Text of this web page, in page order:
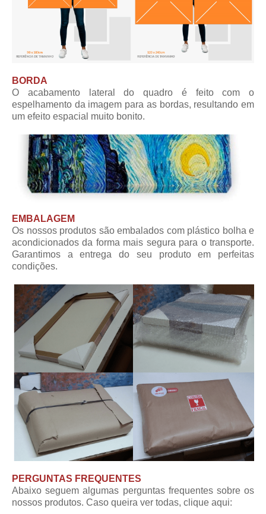
BORDA
O acabamento lateral do quadro é feito com o
espelhamento da imagem para as bordas, resultando em
um efeito espacial muito bonito.
EMBALAGEM
Os nossos produtos são embalados com plástico bolha e
acondicionados da forma mais segura para o transporte.
Garantimos a entrega do seu produto em perfeitas
condições.
PERGUNTAS FREQUENTES
Abaixo seguem algumas perguntas frequentes sobre os
nossos produtos. Caso queira ver todas, clique aqui: